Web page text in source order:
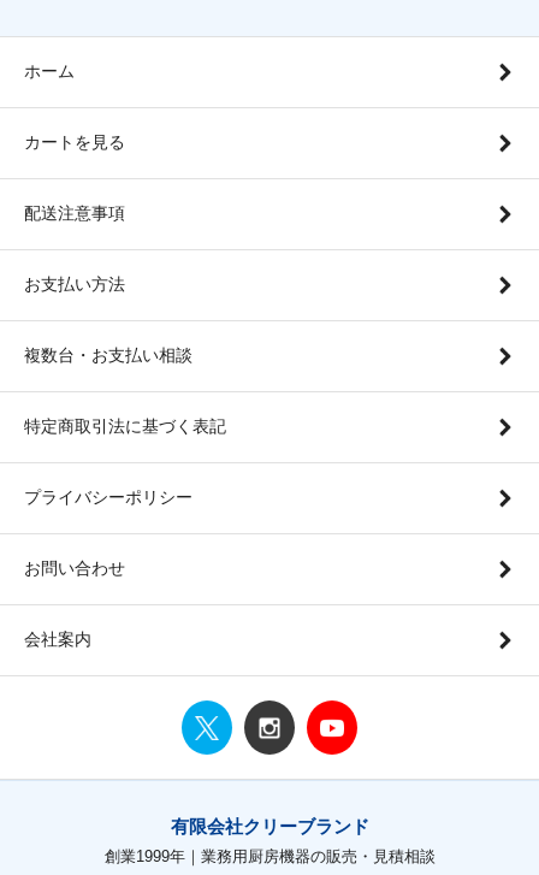
ホーム
カートを見る
配送注意事項
お支払い方法
複数台・お支払い相談
特定商取引法に基づく表記
プライバシーポリシー
お問い合わせ
会社案内
有限会社クリーブランド
創業1999年｜業務用厨房機器の販売・見積相談